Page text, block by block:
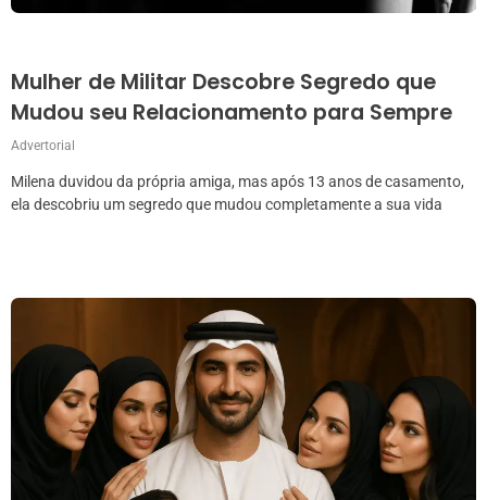
Mulher de Militar Descobre Segredo que
Mudou seu Relacionamento para Sempre
Advertorial
Milena duvidou da própria amiga, mas após 13 anos de casamento,
ela descobriu um segredo que mudou completamente a sua vida